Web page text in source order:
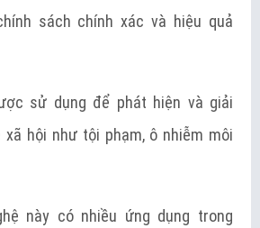
sách chính xác và hiệu quả
sử dụng để phát hiện và giải
hội như tội phạm, ô nhiễm môi
này có nhiều ứng dụng trong